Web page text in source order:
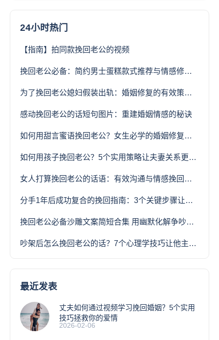
24小时热门
【指南】拍同款挽回老公的视频
挽回老公必备：简约男士蛋糕款式推荐与情感修复指南
为了挽回老公媳妇假装出轨：婚姻修复的有效策略与风险分析
感动挽回老公的话短句图片：重建婚姻情感的秘诀
如何用甜言蜜语挽回老公？女生必学的婚姻修复技巧
如何用孩子挽回老公？5个实用策略让夫妻关系更紧密
女人打算挽回老公的话语：有效沟通与情感挽回技巧
分手1年后成功复合的挽回指南：3个关键步骤让旧爱重生
挽回老公必备沙雕文案简短合集 用幽默化解争吵让感情回温
吵架后怎么挽回老公的话？7个心理学技巧让他主动回头
最近发表
丈夫如何通过视频学习挽回婚姻？5个实用
技巧拯救你的爱情
2026-02-06